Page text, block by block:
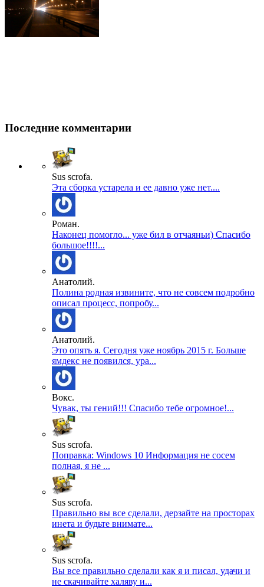
Последние комментарии
Sus scrofa.
Эта сборка устарела и ее давно уже нет....
Роман.
Наконец помогло... уже бил в отчаяньи) Спасибо
большое!!!!...
Анатолий.
Полина родная извините, что не совсем подробно
описал процесс, попробу...
Анатолий.
Это опять я. Сегодня уже ноябрь 2015 г. Больше
ямдекс не появился, ура...
Вокс.
Чувак, ты гений!!! Спасибо тебе огромное!...
Sus scrofa.
Поправка: Windows 10 Информация не сосем
полная, я не ...
Sus scrofa.
Правильно вы все сделали, дерзайте на просторах
инета и будьте внимате...
Sus scrofa.
Вы все правильно сделали как я и писал, удачи и
не скачивайте халяву и...